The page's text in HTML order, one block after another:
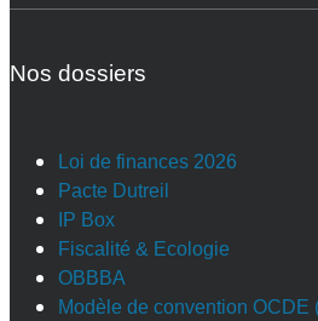
Nos dossiers
Loi de finances 2026
Pacte Dutreil
IP Box
Fiscalité & Ecologie
OBBBA
Modèle de convention OCDE